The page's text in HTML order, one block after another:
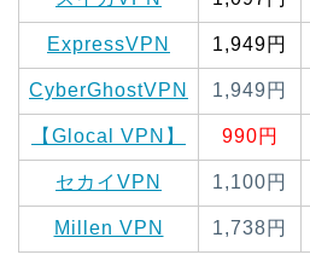
ExpressVPN 1,949円
CyberGhostVPN 1,949円
【Glocal VPN】 990円
セカイVPN 1,100円
Millen VPN 1,738円